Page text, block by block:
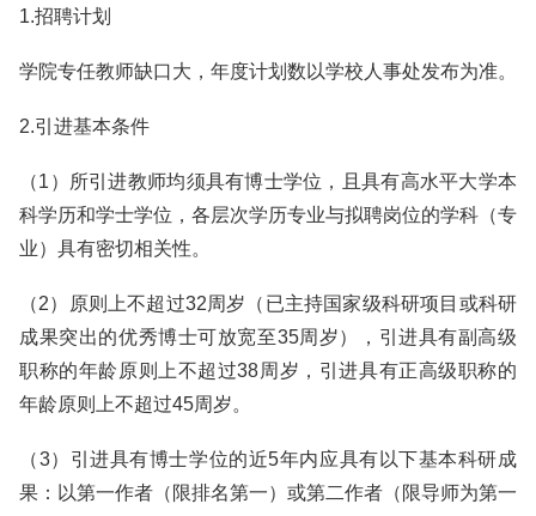
1.招聘计划
学院专任教师缺口大，年度计划数以学校人事处发布为准。
2.引进基本条件
（1）所引进教师均须具有博士学位，且具有高水平大学本
科学历和学士学位，各层次学历专业与拟聘岗位的学科（专
业）具有密切相关性。
（2）原则上不超过32周岁（已主持国家级科研项目或科研
成果突出的优秀博士可放宽至35周岁），引进具有副高级
职称的年龄原则上不超过38周岁，引进具有正高级职称的
年龄原则上不超过45周岁。
（3）引进具有博士学位的近5年内应具有以下基本科研成
果：以第一作者（限排名第一）或第二作者（限导师为第一